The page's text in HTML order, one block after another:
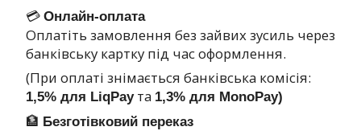
💳 Онлайн-оплата
Оплатіть замовлення без зайвих зусиль через
банківську картку під час оформлення.
(При оплаті знімається банківська комісія:
1,5% для LiqPayта 1,3% для MonoPay)
🏦 Безготівковий переказ